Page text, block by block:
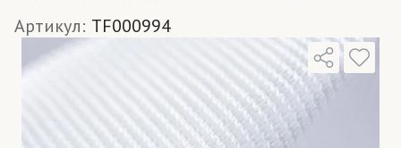
Артикул: TF000994